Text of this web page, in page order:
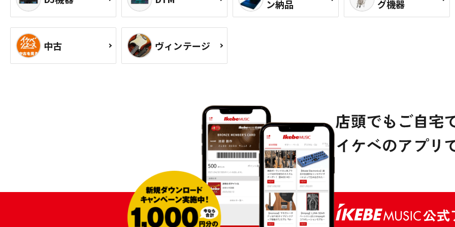
ン納品 グ機器
中古 ヴィンテージ